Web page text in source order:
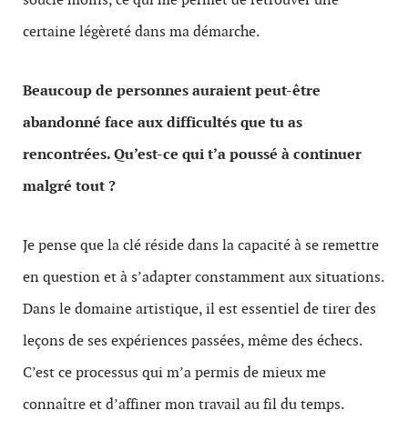
certaine légèreté dans ma démarche.
Beaucoup de personnes auraient peut-être
abandonné face aux difficultés que tu as
rencontrées. Qu’est-ce qui t’a poussé à continuer
malgré tout ?
Je pense que la clé réside dans la capacité à se remettre
en question et à s’adapter constamment aux situations.
Dans le domaine artistique, il est essentiel de tirer des
leçons de ses expériences passées, même des échecs.
C’est ce processus qui m’a permis de mieux me
connaître et d’affiner mon travail au fil du temps.